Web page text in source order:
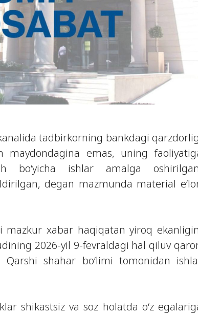
tadbirkorning bankdagi
emas, uning
bo‘yicha ishlar amalga
degan mazmunda material
mazkur xabar haqiqatan yiroq
2026-yil 9-fevraldagi hal qiluv
shahar bo‘limi tomonidan
shikastsiz va soz holatda o‘z